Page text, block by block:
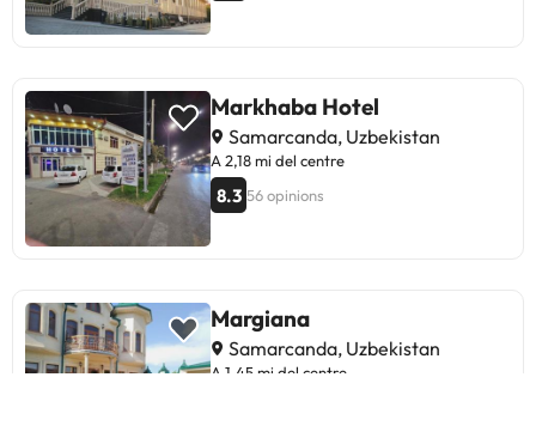
Markhaba Hotel
Samarcanda, Uzbekistan
A 2,18 mi del centre
8.3 56 opinions
Margiana
Samarcanda, Uzbekistan
A 1,45 mi del centre